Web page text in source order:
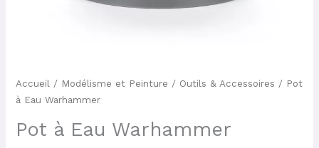
Accueil / Modélisme et Peinture / Outils & Accessoires / Pot
à Eau Warhammer
Pot à Eau Warhammer